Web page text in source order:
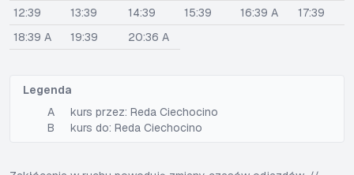
12:39
13:39 14:39 15:39 16:39 A
17:39
18:39 A
19:39 20:36 A
Legenda
A
kurs przez: Reda Ciechocino
B
kurs do: Reda Ciechocino